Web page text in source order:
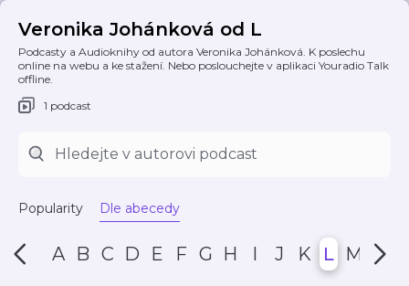
Veronika Johánková od L
Podcasty a Audioknihy od autora Veronika Johánková. K poslechu
online na webu a ke stažení. Nebo poslouchejte v aplikaci Youradio Talk
offline.
1 podcast
Popularity Dle abecedy
A B C D E F G H I J K L M N